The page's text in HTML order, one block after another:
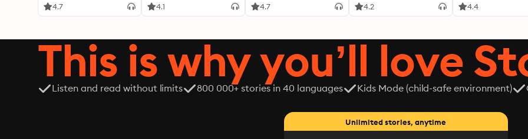
4.7 4.1 4.7
Thorns and Roses 1
4.2 4.4
This is why you’ll love
Listen and read without limits 800 000+ stories in 40 languages Kids Mode (child-safe environment)
Unlimited stories, anytime